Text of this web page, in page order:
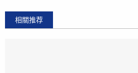
相關推荐